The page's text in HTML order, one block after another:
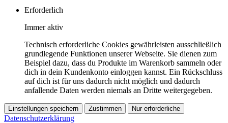
Erforderlich
Immer aktiv
Technisch erforderliche Cookies gewährleisten ausschließlich
grundlegende Funktionen unserer Webseite. Sie dienen zum
Beispiel dazu, dass du Produkte im Warenkorb sammeln oder
dich in dein Kundenkonto einloggen kannst. Ein Rückschluss
auf dich ist für uns dadurch nicht möglich und dadurch
anfallende Daten werden niemals an Dritte weitergegeben.
Einstellungen speichern Zustimmen Nur erforderliche
Datenschutzerklärung